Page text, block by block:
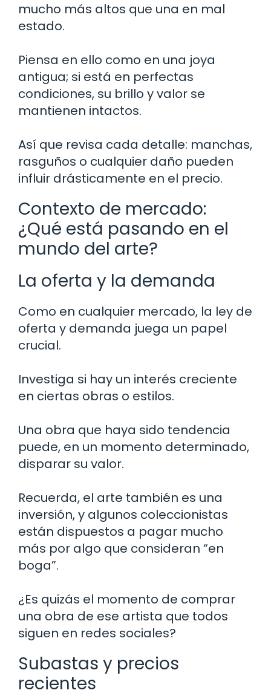
mucho más altos que una en mal
estado.
Piensa en ello como en una joya
antigua; si está en perfectas
condiciones, su brillo y valor se
mantienen intactos.
Así que revisa cada detalle: manchas,
rasguños o cualquier daño pueden
influir drásticamente en el precio.
Contexto de mercado:
¿Qué está pasando en el
mundo del arte?
La oferta y la demanda
Como en cualquier mercado, la ley de
oferta y demanda juega un papel
crucial.
Investiga si hay un interés creciente
en ciertas obras o estilos.
Una obra que haya sido tendencia
puede, en un momento determinado,
disparar su valor.
Recuerda, el arte también es una
inversión, y algunos coleccionistas
están dispuestos a pagar mucho
más por algo que consideran “en
boga”.
¿Es quizás el momento de comprar
una obra de ese artista que todos
siguen en redes sociales?
Subastas y precios
recientes